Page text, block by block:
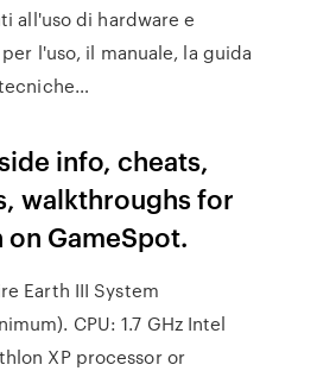
all'uso di hardware e
l'uso, il manuale, la guida
info, cheats,
walkthroughs for
on GameSpot.
Earth III System
CPU: 1.7 GHz Intel
XP processor or